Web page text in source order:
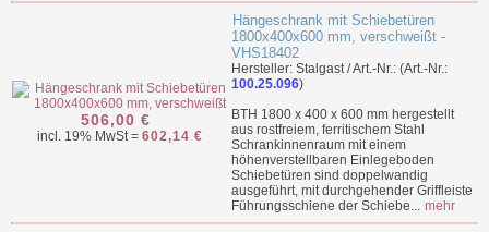
506,00 €
incl. 19% MwSt = 602,14 €
Hängeschrank mit Schiebetüren
1800x400x600 mm, verschweißt -
VHS18402
Hersteller: Stalgast / Art.-Nr.: (Art.-Nr.:
100.25.096)
BTH 1800 x 400 x 600 mm hergestellt
aus rostfreiem, ferritischem Stahl
Schrankinnenraum mit einem
höhenverstellbaren Einlegeboden
Schiebetüren sind doppelwandig
ausgeführt, mit durchgehender Griffleiste
Führungsschiene der Schiebe... mehr